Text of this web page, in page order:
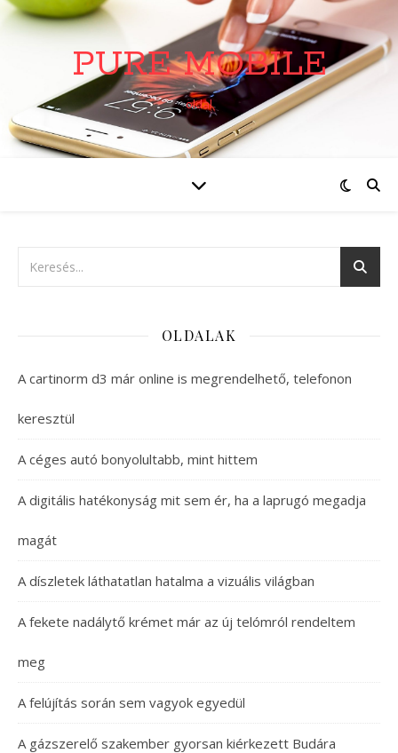
PURE MOBILE
oldal
OLDALAK
A cartinorm d3 már online is megrendelhető, telefonon
keresztül
A céges autó bonyolultabb, mint hittem
A digitális hatékonyság mit sem ér, ha a laprugó megadja
magát
A díszletek láthatatlan hatalma a vizuális világban
A fekete nadálytő krémet már az új telómról rendeltem
meg
A felújítás során sem vagyok egyedül
A gázszerelő szakember gyorsan kiérkezett Budára